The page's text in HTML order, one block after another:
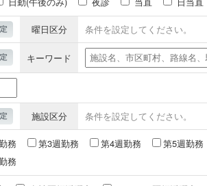
曜日区分 条件を設定してください。
キーワード
施設区分 条件を設定してください。
務 第3週勤務 第4週勤務
第5週勤務
務